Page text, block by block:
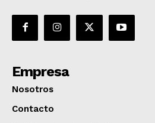
Empresa
Nosotros
Contacto